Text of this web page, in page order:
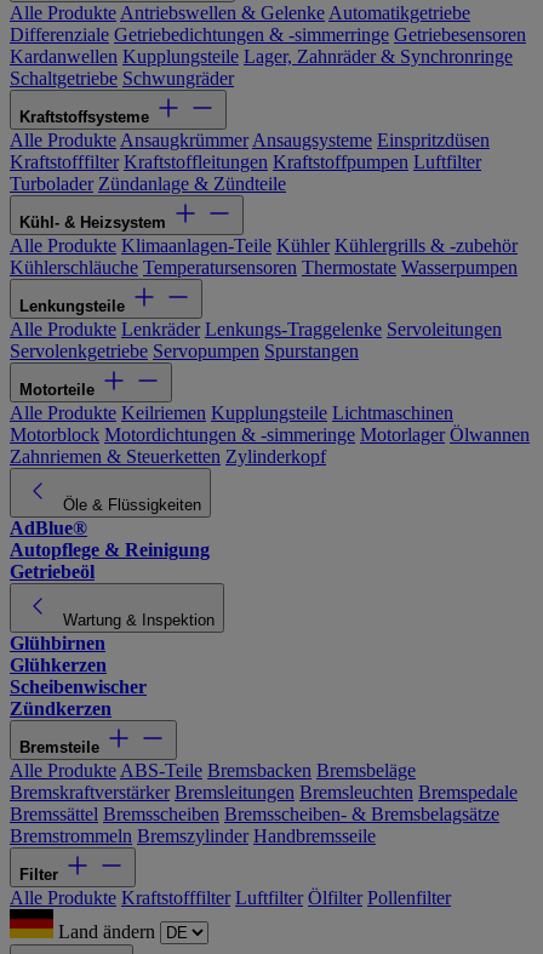
Alle Produkte Antriebswellen & Gelenke Automatikgetriebe
Differenziale Getriebedichtungen & -simmerringe Getriebesensoren
Kardanwellen Kupplungsteile Lager, Zahnräder & Synchronringe
Schaltgetriebe Schwungräder
Kraftstoffsysteme
Alle Produkte Ansaugkrümmer Ansaugsysteme Einspritzdüsen
Kraftstofffilter Kraftstoffleitungen Kraftstoffpumpen Luftfilter
Turbolader Zündanlage & Zündteile
Kühl- & Heizsystem
Alle Produkte Klimaanlagen-Teile Kühler Kühlergrills & -zubehör
Kühlerschläuche Temperatursensoren Thermostate Wasserpumpen
Lenkungsteile
Alle Produkte Lenkräder Lenkungs-Traggelenke Servoleitungen
Servolenkgetriebe Servopumpen Spurstangen
Motorteile
Alle Produkte Keilriemen Kupplungsteile Lichtmaschinen
Motorblock Motordichtungen & -simmeringe Motorlager Ölwannen
Zahnriemen & Steuerketten Zylinderkopf
Öle & Flüssigkeiten
AdBlue®
Autopflege & Reinigung
Getriebeöl
Wartung & Inspektion
Glühbirnen
Glühkerzen
Scheibenwischer
Zündkerzen
Bremsteile
Alle Produkte ABS-Teile Bremsbacken Bremsbeläge
Bremskraftverstärker Bremsleitungen Bremsleuchten Bremspedale
Bremssättel Bremsscheiben Bremsscheiben- & Bremsbelagsätze
Bremstrommeln Bremszylinder Handbremsseile
Filter
Alle Produkte Kraftstofffilter Luftfilter Ölfilter Pollenfilter
Land ändern